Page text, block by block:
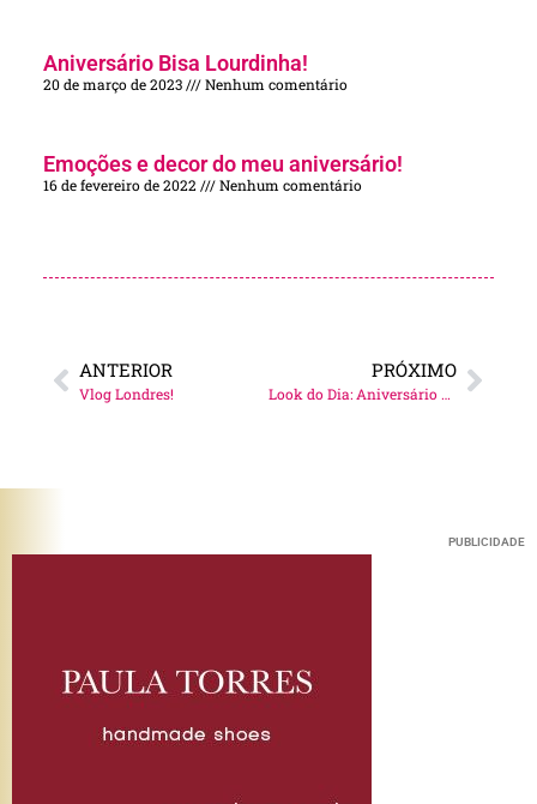
Aniversário Bisa Lourdinha!
20 de março de 2023 Nenhum comentário
Emoções e decor do meu aniversário!
16 de fevereiro de 2022 Nenhum comentário
ANTERIOR
Vlog Londres!
PRÓXIMO
Look do Dia: Aniversário Nini e Vivi!
PUBLICIDADE